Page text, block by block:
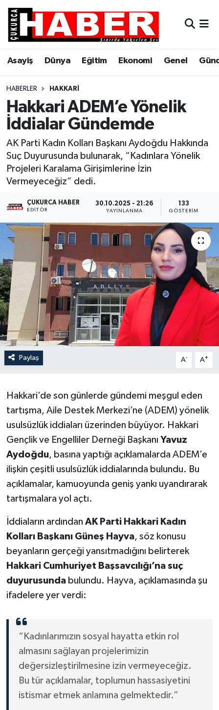
Asayiş Dünya Eğitim Ekonomi Genel
HABERLER HAKKARI
Hakkari ADEM’e Yönelik
İddialar Gündemde
AK Parti Kadın Kolları Başkanı Aydoğdu Hakkında
Suç Duyurusunda bulunarak, “Kadınlara Yönelik
Projeleri Karalama Girişimlerine İzin
Vermeyeceğiz” dedi.
ÇUKURCA HABER
EDITÖR
30.10.2025 - 21:26
YAYINLANMA
133
GÖSTERIM
Paylaş A- A+
Hakkari’de son günlerde gündemi meşgul eden
tartışma, Aile Destek Merkezi’ne (ADEM) yönelik
usulsüzlük iddiaları üzerinden büyüyor. Hakkari
Gençlik ve Engelliler Derneği Başkanı Yavuz
Aydoğdu, basına yaptığı açıklamalarda ADEM’e
ilişkin çeşitli usulsüzlük iddialarında bulundu. Bu
açıklamalar, kamuoyunda geniş yankı uyandırarak
tartışmalara yol açtı.
İddiaların ardından AK Parti Hakkari Kadın
Kolları Başkanı Güneş Hayva, söz konusu
beyanların gerçeği yansıtmadığını belirterek
Hakkari Cumhuriyet Başsavcılığı’na suç
duyurusundabulundu. Hayva, açıklamasında şu
ifadelere yer verdi:
“Kadınlarımızın sosyal hayatta etkin rol
almasını sağlayan projelerimizin
değersizleştirilmesine izin vermeyeceğiz.
Bu tür açıklamalar, toplumun hassasiyetini
istismar etmek anlamına gelmektedir.”
Asayiş
Dünya
Eğitim
Ekonomi
Gündem
Hakkari
Siyaset
Son Dakika
Teknoloji
Yaşam
Hava Durumu
Trafik Durumu
Süper Lig Puan Durumu ve Fikstür
Tüm Manşetler
Haber Arşivi